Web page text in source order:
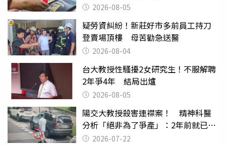
2026-08-05
疑勞資糾紛！新莊好市多前員工持刀
登賣場頂樓 母苦勸急送醫
2026-08-04
台大教授性騷擾2女研究生！不服解聘
2年爭4年 結局出爐
2026-08-05
陽交大教授殺害連襟案！ 精神科醫
分析「絕非為了爭產」：2年前就已言
行詭異
2026-07-22